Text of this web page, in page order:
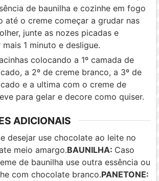
de baunilha e cozinhe em fogo
até o creme começar a grudar nas
junte as nozes picadas e
1 minuto e desligue.
colocando a 1º camada de
a 2º de creme branco, a 3º de
e a ultima com o creme de
para gelar e decore como quiser.
ADICIONAIS
desejar use chocolate ao leite no
meio amargo.BAUNILHA: Caso
de baunilha use outra essência ou
com chocolate branco.PANETONE: